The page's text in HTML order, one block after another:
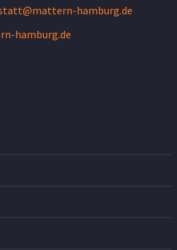
hamburg.de
hamburg.de